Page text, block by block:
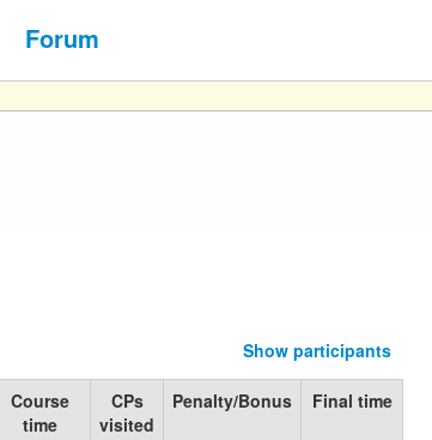
Forum
Show participants
Course
time
CPs
visited
Penalty/Bonus Final time